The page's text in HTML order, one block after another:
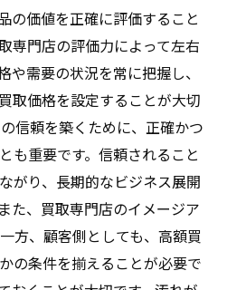
の価値を正確に評価すること
専門店の評価力によって左右
や需要の状況を常に把握し、
取価格を設定することが大切
信頼を築くために、正確かつ
も重要です。信頼されること
がり、長期的なビジネス展開
た、買取専門店のイメージア
方、顧客側としても、高額買
の条件を揃えることが必要で